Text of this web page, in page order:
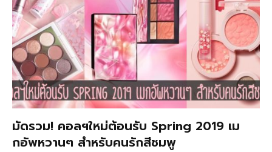
มัดรวม! คอลฯใหม่ต้อนรับ Spring 2019 เม
กอัพหวานๆ สำหรับคนรักสีชมพู